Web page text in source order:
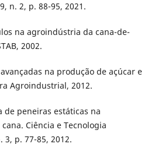
n. 2, p. 88-95, 2021.
na agroindústria da cana-de-
2002.
na produção de açúcar e
Agroindustrial, 2012.
de peneiras estáticas na
Ciência e Tecnologia
3, p. 77-85, 2012.